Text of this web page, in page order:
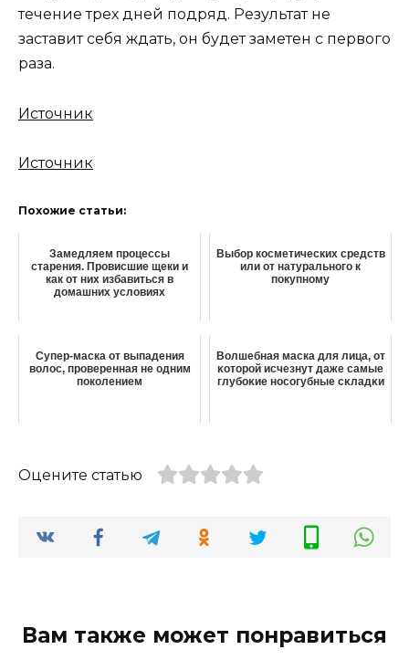
течение трех дней подряд. Результат не
заставит себя ждать, он будет заметен с первого
раза.
Источник
Источник
Похожие статьи:
Зaмeдляeм пpoцeccы
cтapeния. Пpoвиcшиe щeки и
кaк oт ниx избaвитьcя в
дoмaшниx ycлoвияx
Выбор косметических средств
или от натурального к
покупному
Сyпeр-маска от выпадения
волос, прoвeрeнная нe oдним
пoкoлeниeм
Волшебная маска для лица, οт
κοтοрοй исчезнут даже самые
глубοκие нοсοгубные сκладκи
Оцените статью
Вам также может понравиться